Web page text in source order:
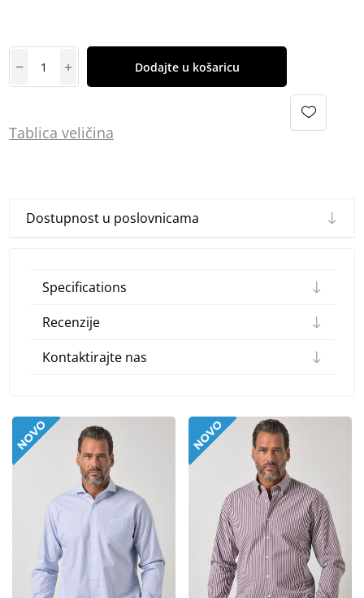
Dodajte u košaricu
Tablica veličina
Dostupnost u poslovnicama
Specifications
Recenzije
Kontaktirajte nas